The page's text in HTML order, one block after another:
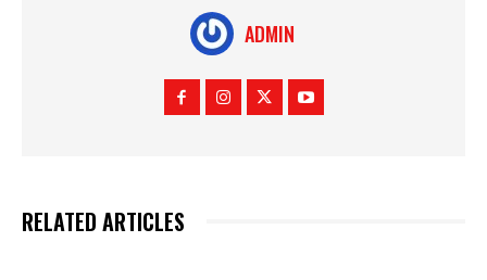
ADMIN
RELATED ARTICLES